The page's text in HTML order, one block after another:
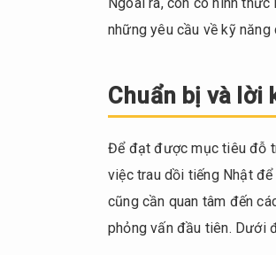
bị sức
khỏe
Lưu ý
khi
gia
phỏng
thực
tập
những yêu cầu về kỹ
Chuẩn bị và lời
Để đạt được mục tiêu đỗ
việc trau dồi tiếng Nhật
cũng cần quan tâm đến
phỏng vấn đầu tiên. Dưới